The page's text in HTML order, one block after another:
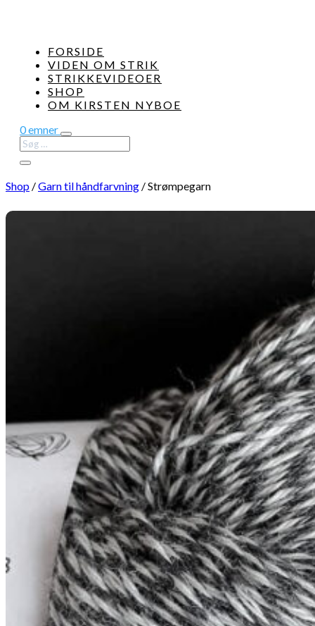
FORSIDE
VIDEN OM STRIK
STRIKKEVIDEOER
SHOP
OM KIRSTEN NYBOE
0 emner
Shop /Garn til håndfarvning /Strømpegarn